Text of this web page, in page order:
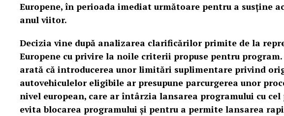
Europene, în perioada imediat următoare pentru a susține
anul viitor.
Decizia vine după analizarea clarificărilor primite de la
Europene cu privire la noile criterii propuse pentru
arată că introducerea unor limitări suplimentare privind
autovehiculelor eligibile ar presupune parcurgerea unor
nivel european, care ar întârzia lansarea programului cu
evita blocarea programului și pentru a permite lansarea